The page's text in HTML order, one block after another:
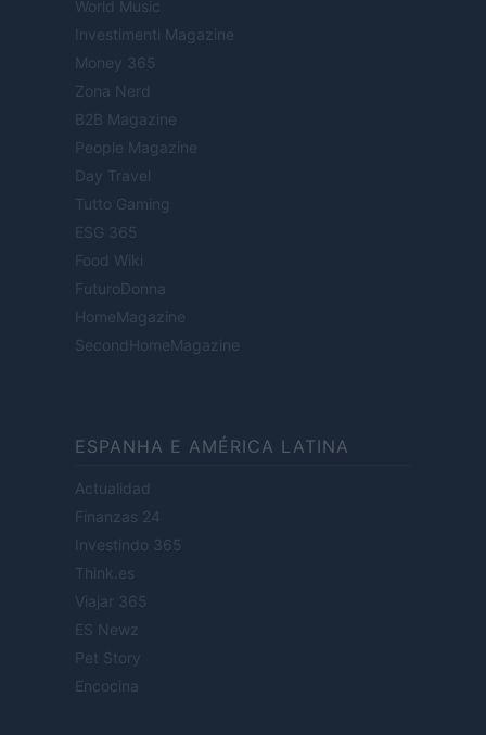
World Music
Investimenti Magazine
Money 365
Zona Nerd
B2B Magazine
People Magazine
Day Travel
Tutto Gaming
ESG 365
Food Wiki
FuturoDonna
HomeMagazine
SecondHomeMagazine
ESPANHA E AMÉRICA LATINA
Actualidad
Finanzas 24
Investindo 365
Think.es
Viajar 365
ES Newz
Pet Story
Encocina